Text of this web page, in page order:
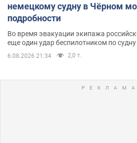
немецкому судну в Чёрном
подробности
Во время эвакуации экипажа
еще один удар беспилотником по судну
6.08.2026 21:34 2,0 т.